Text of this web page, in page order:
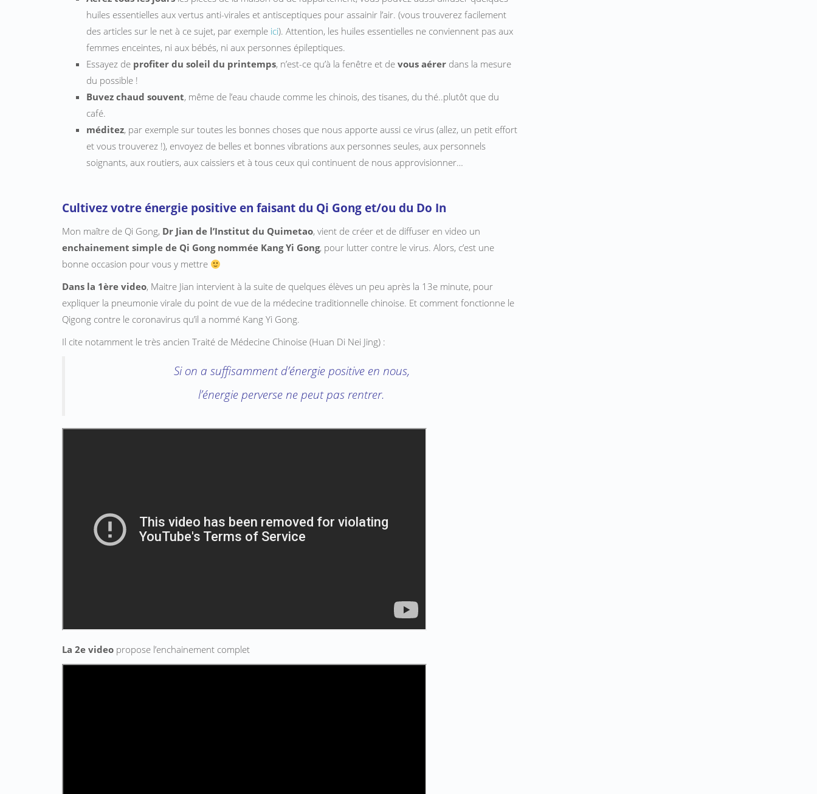
huiles essentielles aux vertus anti-virales et antisceptiques pour assainir l’air. (vous trouverez facilement
des articles sur le net à ce sujet, par exemple ici). Attention, les huiles essentielles ne conviennent pas aux
femmes enceintes, ni aux bébés, ni aux personnes épileptiques.
Essayez de profiter du soleil du printemps, n’est-ce qu’à la fenêtre et de vous aérer dans la mesure
du possible !
Buvez chaud souvent, même de l’eau chaude comme les chinois, des tisanes, du thé..plutôt que du
café.
méditez, par exemple sur toutes les bonnes choses que nous apporte aussi ce virus (allez, un petit effort
et vous trouverez !), envoyez de belles et bonnes vibrations aux personnes seules, aux personnels
soignants, aux routiers, aux caissiers et à tous ceux qui continuent de nous approvisionner…
Cultivez votre énergie positive en faisant du Qi Gong et/ou du Do In
Mon maître de Qi Gong, Dr Jian de l’Institut du Quimetao, vient de créer et de diffuser en video un
enchainement simple de Qi Gong nommée Kang Yi Gong, pour lutter contre le virus. Alors, c’est une
bonne occasion pour vous y mettre
Dans la 1ère video, Maitre Jian intervient à la suite de quelques élèves un peu après la 13e minute, pour
expliquer la pneumonie virale du point de vue de la médecine traditionnelle chinoise. Et comment fonctionne le
Qigong contre le coronavirus qu’il a nommé Kang Yi Gong.
Il cite notamment le très ancien Traité de Médecine Chinoise (Huan Di Nei Jing) :
Si on a suffisamment d’énergie positive en nous,
l’énergie perverse ne peut pas rentrer.
La 2e video propose l’enchainement complet